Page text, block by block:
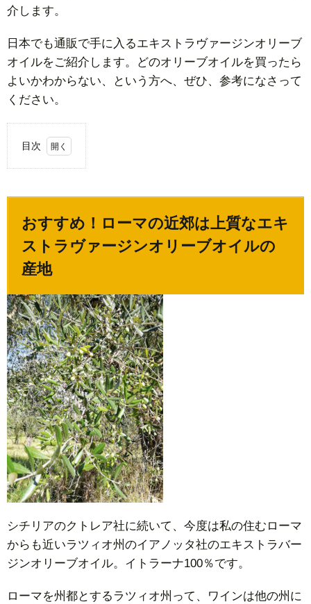
介します。
日本でも通販で手に入るエキストラヴァージンオリーブ
オイルをご紹介します。どのオリーブオイルを買ったら
よいかわからない、という方へ、ぜひ、参考になさって
ください。
目次
1.
め！
ロー
マの
近郊
は上
質な
エキ
スト
ラヴ
ァー
ジン
オリ
ーブ
オイ
ルの
産地
おす
すめ
「イ
ッタ
おすすめ！ローマの近郊は上質なエキ
ストラヴァージンオリーブオイルの
産地
シチリアのクトレア社に続いて、今度は私の住むローマ
からも近いラツィオ州のイアノッタ社のエキストラバー
ジンオリーブオイル。イトラーナ100％です。
ローマを州都とするラツィオ州って、ワインは他の州に